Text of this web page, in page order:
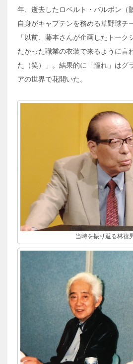
年、逝去したロベルト・バルボン（
自身がキャプテンを務める草野球チ
「以前、藤本さんが企画したトーク
たかった職業の衣装で来るように言
た（笑）」。結果的に「憧れ」はグ
アの世界で花開いた。
当時を振り返る林禧